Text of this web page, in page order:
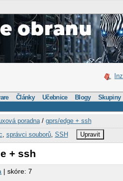
Články Učebnice Blogy Skupiny
poradna/ gprs/edge + ssh
správci souborů, SSH Upravit
+ ssh
| skóre: 7